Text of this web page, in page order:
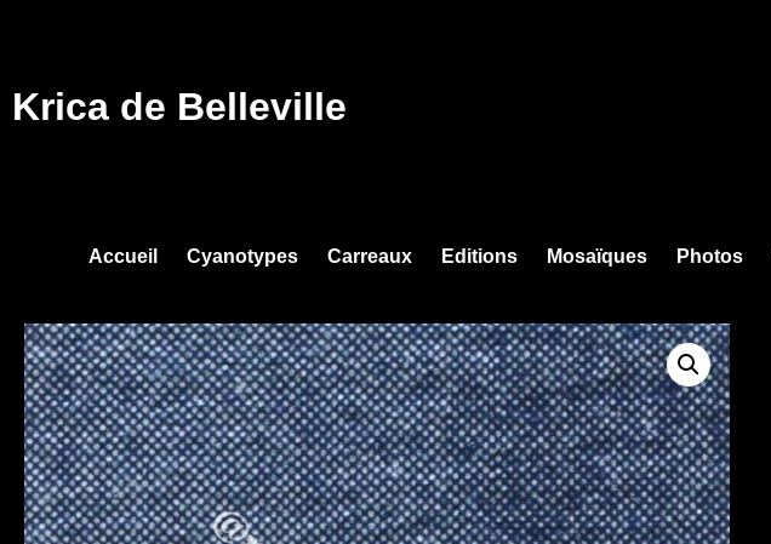
Krica de Belleville
Accueil Cyanotypes Carreaux Editions Mosaïques Photos